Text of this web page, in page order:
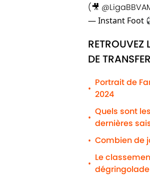
(🎥
— Instant Foot
RETROUVEZ
DE
•
Portrait de
2024
•
Quels sont
dernières
• Combien de
•
Le